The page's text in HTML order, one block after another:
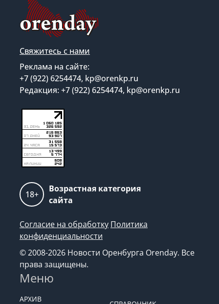
Свяжитесь с нами
Реклама на сайте:
+7 (922) 6254474, kp@orenkp.ru
Редакция: +7 (922) 6254474, kp@orenkp.ru
18+
Возрастная категория
сайта
Согласие на обработку Политика
конфиденциальности
© 2008-2026 Новости Оренбурга Orenday. Все
права защищены.
Меню
АРХИВ